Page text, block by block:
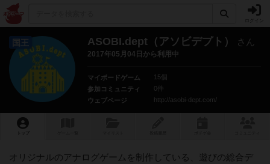
国王 ASOBI.dept（アソビデプト） さん
2017年05月04日から利用中
マイボードゲーム
15個
参加コミュニティ
0件
ウェブページ
http://asobi-dept.com/
トップ
オリジナルのアナログゲームを制作している、遊びの総合デ